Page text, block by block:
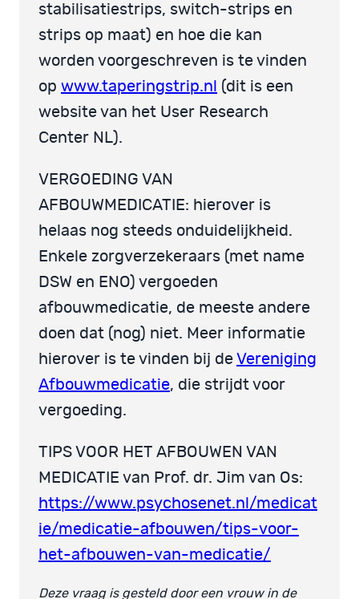
stabilisatiestrips, switch-strips en
strips op maat) en hoe die kan
worden voorgeschreven is te vinden
op www.taperingstrip.nl (dit is een
website van het User Research
Center NL).
VERGOEDING VAN
AFBOUWMEDICATIE: hierover is
helaas nog steeds onduidelijkheid.
Enkele zorgverzekeraars (met name
DSW en ENO) vergoeden
afbouwmedicatie, de meeste andere
doen dat (nog) niet. Meer informatie
hierover is te vinden bij de Vereniging
Afbouwmedicatie, die strijdt voor
vergoeding.
TIPS VOOR HET AFBOUWEN VAN
MEDICATIE van Prof. dr. Jim van Os:
https://www.psychosenet.nl/medicat
ie/medicatie-afbouwen/tips-voor-
het-afbouwen-van-medicatie/
Deze vraag is gesteld door een vrouw in de